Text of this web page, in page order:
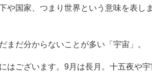
や国家、つまり世界という意味を表し
まだ分からないことが多い「宇宙」。
はございます。9月は長月。十五夜や